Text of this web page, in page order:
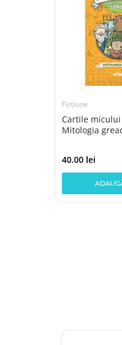
Ficțiune
Cartile
Mitologia
40.00 lei